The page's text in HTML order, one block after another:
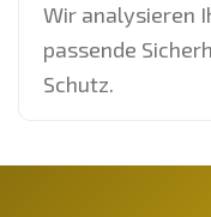
Wir analysieren
passende
Schutz.